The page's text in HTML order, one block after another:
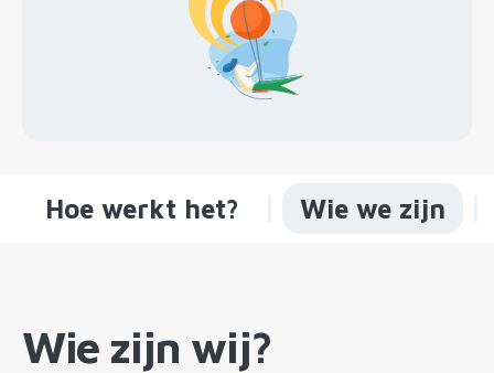
Hoe werkt het? Wie we zijn
Wie zijn wij?